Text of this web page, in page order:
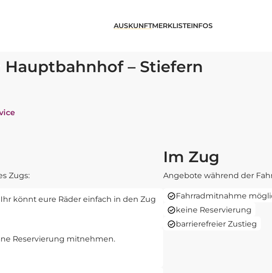
AUSKUNFTMERKLISTEINFOS
Hauptbahnhof – Stiefern
Zugs:
Ihr könnt eure Räder einfach in den Zug
Reservierung mitnehmen.
Im Zug
Angebote während der
Fahrradmitnahme
keine Reservierung
barrierefreier Zustieg